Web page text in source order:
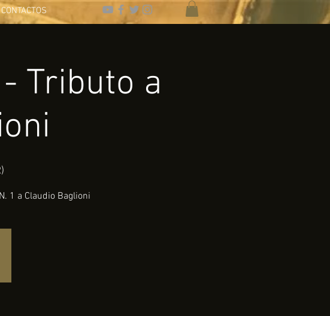
CONTACTOS
- Tributo a
1 a Claudio Baglioni